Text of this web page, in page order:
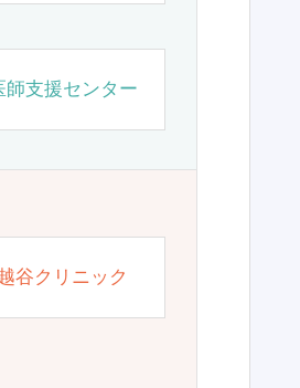
師支援センター
谷クリニック